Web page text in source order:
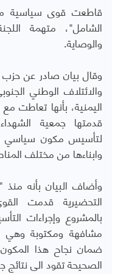
قاطعت قوى سياسية
الشامل"، متهمة
والوصاية.
وقال بيان صادر عن حزب
والائتلاف الوطني
اليمنية، بأنها تعاطت
قدمتها جمعية
لتأسيس مكون سياسي
وابناءها من مختلف
وأضاف البيان بأنه منذ
التحضيرية قدمت
بالمشروع وإجراءات
مشافهة ومكتوبة
ضمان نجاح هذا المكون
الصحيحة تقود الى نتائج